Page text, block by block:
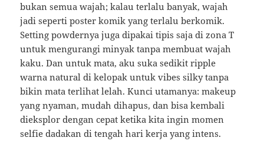
bukan semua wajah; kalau terlalu banyak, wajah
jadi seperti poster komik yang terlalu berkomik.
Setting powdernya juga dipakai tipis saja di zona T
untuk mengurangi minyak tanpa membuat wajah
kaku. Dan untuk mata, aku suka sedikit ripple
warna natural di kelopak untuk vibes silky tanpa
bikin mata terlihat lelah. Kunci utamanya: makeup
yang nyaman, mudah dihapus, dan bisa kembali
dieksplor dengan cepat ketika kita ingin momen
selfie dadakan di tengah hari kerja yang intens.